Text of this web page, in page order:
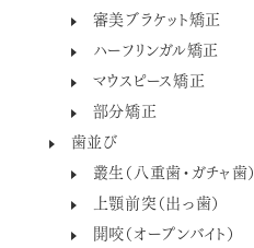
審美ブラケット矯正
ハーフリンガル矯正
マウスピース矯正
部分矯正
歯並び
叢生（八重歯・ガチャ歯）
上顎前突（出っ歯）
開咬（オープンバイト）